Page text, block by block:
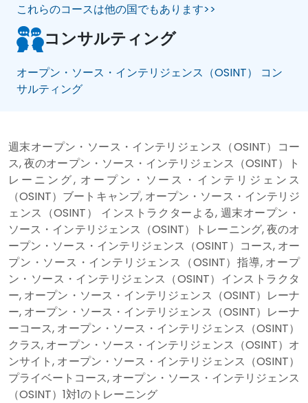
これらのコースは他の国でもあります>>
コンサルティング
オープン・ソース・インテリジェンス（OSINT） コン
サルティング
週末オープン・ソース・インテリジェンス（OSINT）コー
ス, 夜のオープン・ソース・インテリジェンス（OSINT）ト
レーニング, オープン・ソース・インテリジェンス
（OSINT）ブートキャンプ, オープン・ソース・インテリジ
ェンス（OSINT） インストラクターよる, 週末オープン・
ソース・インテリジェンス（OSINT）トレーニング, 夜のオ
ープン・ソース・インテリジェンス（OSINT）コース, オー
プン・ソース・インテリジェンス（OSINT）指導, オープ
ン・ソース・インテリジェンス（OSINT）インストラクタ
ー, オープン・ソース・インテリジェンス（OSINT）レーナ
ー, オープン・ソース・インテリジェンス（OSINT）レーナ
ーコース, オープン・ソース・インテリジェンス（OSINT）
クラス, オープン・ソース・インテリジェンス（OSINT）オ
ンサイト, オープン・ソース・インテリジェンス（OSINT）
プライベートコース, オープン・ソース・インテリジェンス
（OSINT）1対1のトレーニング